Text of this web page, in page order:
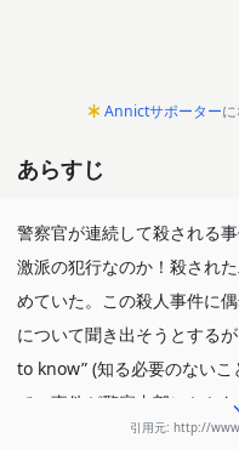
Annictサポーター
あらすじ
警察官が連続して殺される
激派の犯行なのか！殺され
めていた。この殺人事件に
について聞き出そうとする
to know” (知る必要のない
で、事件が警察内部にかか
がない中、遂には蘭の命ま
引用元: http://